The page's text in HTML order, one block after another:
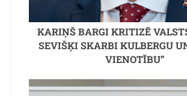
KARIŅŠ BARGI KRITIZĒ
SEVIŠĶI SKARBI KULBERGU
VIENOTĪBU”